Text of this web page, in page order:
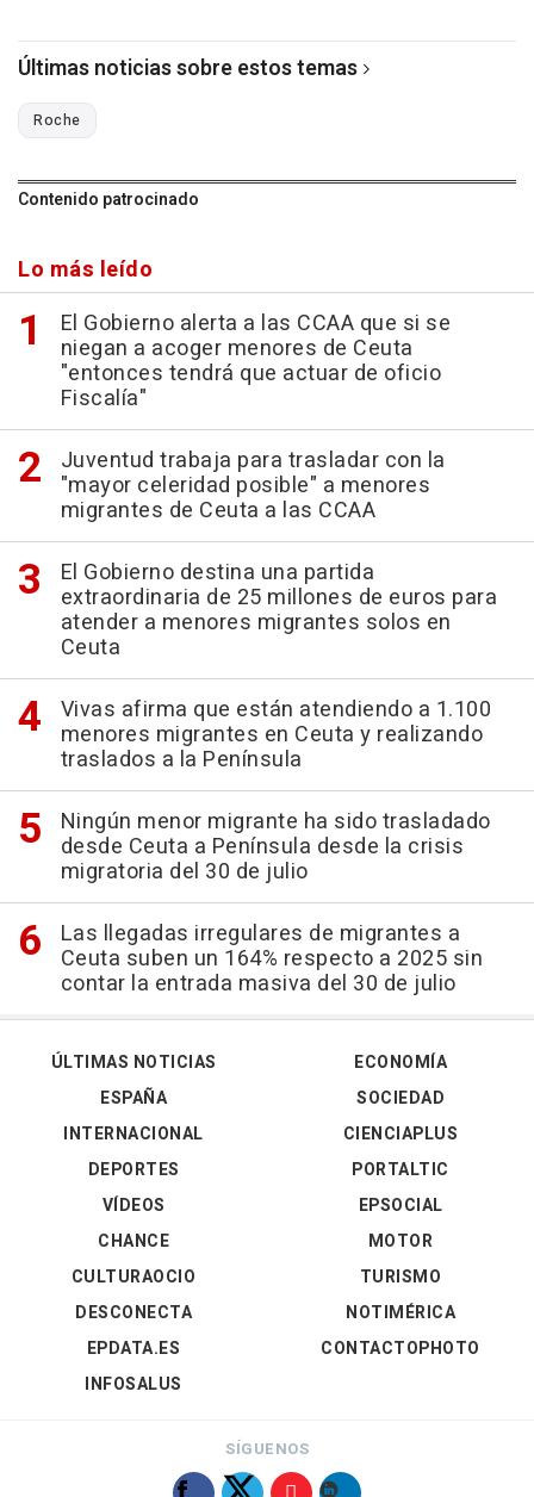
Últimas noticias sobre estos temas
Roche
Contenido patrocinado
Lo más leído
El Gobierno alerta a las CCAA que si se
niegan a acoger menores de Ceuta
"entonces tendrá que actuar de oficio
Fiscalía"
Juventud trabaja para trasladar con la
"mayor celeridad posible" a menores
migrantes de Ceuta a las CCAA
El Gobierno destina una partida
extraordinaria de 25 millones de euros para
atender a menores migrantes solos en
Ceuta
Vivas afirma que están atendiendo a 1.100
menores migrantes en Ceuta y realizando
traslados a la Península
Ningún menor migrante ha sido trasladado
desde Ceuta a Península desde la crisis
migratoria del 30 de julio
Las llegadas irregulares de migrantes a
Ceuta suben un 164% respecto a 2025 sin
contar la entrada masiva del 30 de julio
ÚLTIMAS NOTICIAS
ESPAÑA
INTERNACIONAL
DEPORTES
VÍDEOS
ECONOMÍA
SOCIEDAD
CIENCIAPLUS
PORTALTIC
EPSOCIAL
CHANCE
CULTURAOCIO
DESCONECTA
EPDATA.ES
INFOSALUS
MOTOR
TURISMO
NOTIMÉRICA
CONTACTOPHOTO
SÍGUENOS